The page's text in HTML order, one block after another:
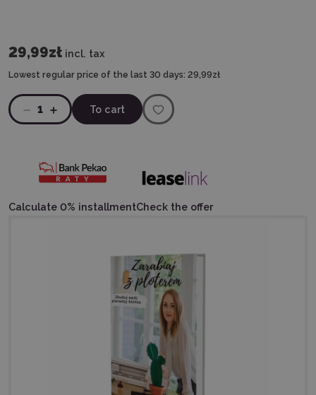
29,99zł incl. tax
Lowest regular price of the last 30 days: 29,99zł
1 To cart
Calculate 0% installmentCheck the offer